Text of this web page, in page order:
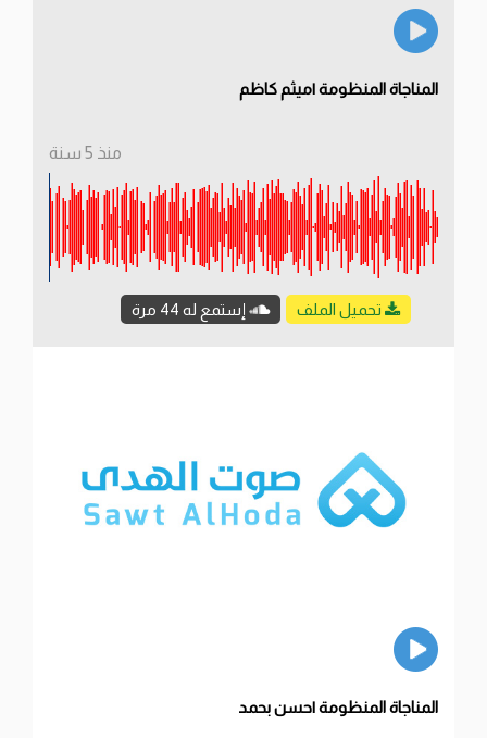
المناجاة المنظومة |ميثم كاظم
منذ 5 سنة
تحميل الملف إستمع له 44 مرة
المناجاة المنظومة |حسن بحمد